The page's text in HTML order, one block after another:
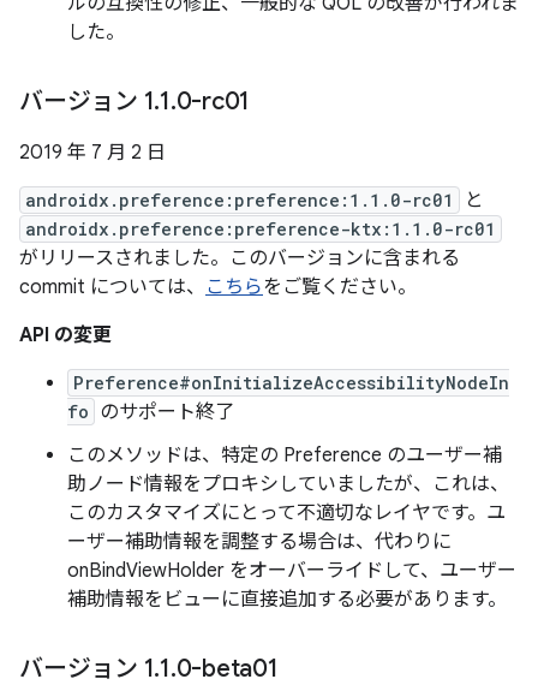
した。
バージョン 1.1.0-rc01
2019 年 7 月 2 日
androidx.preference:preference:1.1.0-rc01 と
androidx.preference:preference-ktx:1.1.0-rc01
がリリースされました。このバージョンに含まれる
commit については、 こちらをご覧ください。
API の変更
Preference#onInitializeAccessibilityNodeIn
fo のサポート終了
このメソッドは、特定の Preference のユーザー補
助ノード情報をプロキシしていましたが、これは、
このカスタマイズにとって不適切なレイヤです。ユ
ーザー補助情報を調整する場合は、代わりに
onBindViewHolder をオーバーライドして、ユーザー
補助情報をビューに直接追加する必要があります。
バージョン 1.1.0-beta01